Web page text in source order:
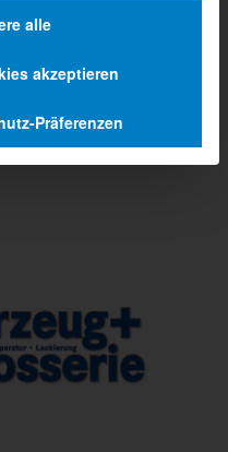
alle
akzeptieren
Präferenzen